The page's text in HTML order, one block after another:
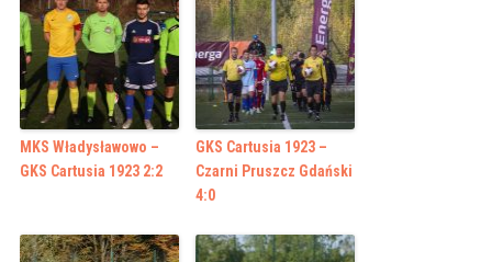
MKS Władysławowo –
GKS Cartusia 1923 2:2
GKS Cartusia 1923 –
Czarni Pruszcz Gdański
4:0